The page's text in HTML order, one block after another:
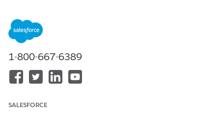
1-800-667-6389
SALESFORCE